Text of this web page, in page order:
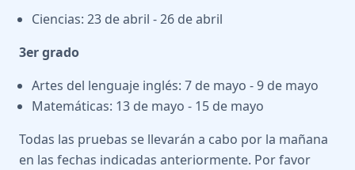
Ciencias: 23 de abril - 26 de abril
3er grado
Artes del lenguaje inglés: 7 de mayo - 9 de mayo
Matemáticas: 13 de mayo - 15 de mayo
Todas las pruebas se llevarán a cabo por la mañana
en las fechas indicadas anteriormente. Por favor